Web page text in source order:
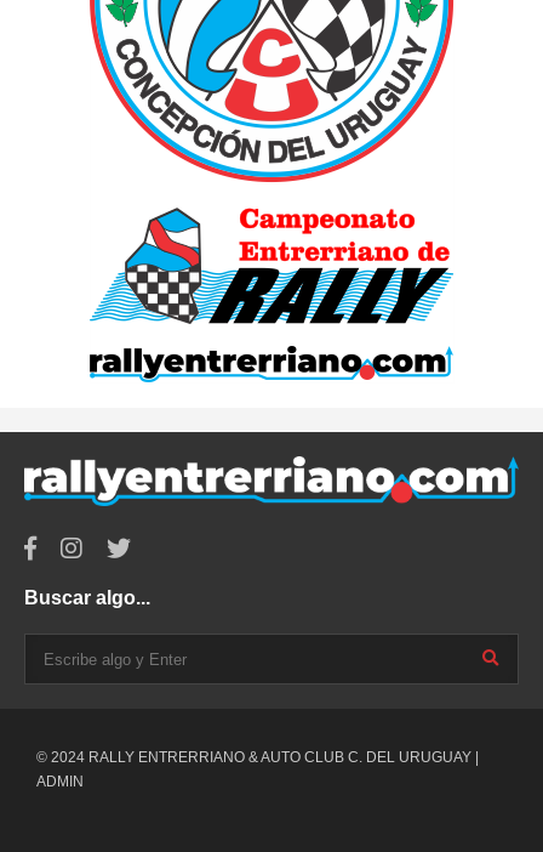
Buscar algo...
© 2024 RALLY ENTRERRIANO & AUTO CLUB C. DEL URUGUAY |
ADMIN